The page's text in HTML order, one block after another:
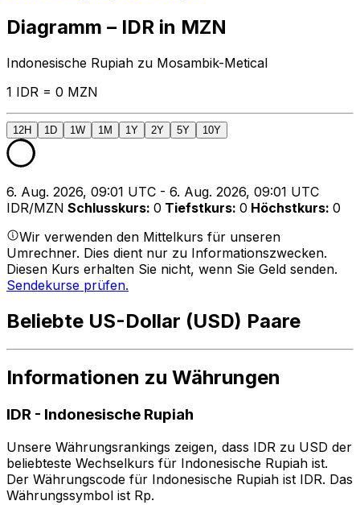
Diagramm – IDR in MZN
Indonesische Rupiah zu Mosambik-Metical
1 IDR = 0 MZN
12H 1D 1W 1M 1Y 2Y 5Y 10Y
6. Aug. 2026, 09:01 UTC - 6. Aug. 2026, 09:01 UTC
IDR/MZN Schlusskurs: 0 Tiefstkurs: 0 Höchstkurs: 0
Wir verwenden den Mittelkurs für unseren
Umrechner. Dies dient nur zu Informationszwecken.
Diesen Kurs erhalten Sie nicht, wenn Sie Geld senden.
Sendekurse prüfen.
Beliebte US-Dollar (USD) Paare
Informationen zu Währungen
IDR - Indonesische Rupiah
Unsere Währungsrankings zeigen, dass IDR zu USD der
beliebteste Wechselkurs für Indonesische Rupiah ist.
Der Währungscode für Indonesische Rupiah ist IDR. Das
Währungssymbol ist Rp.